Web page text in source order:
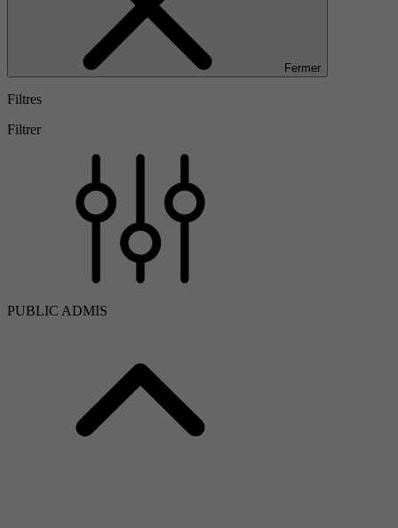
Fermer
Filtres
Filtrer
PUBLIC ADMIS